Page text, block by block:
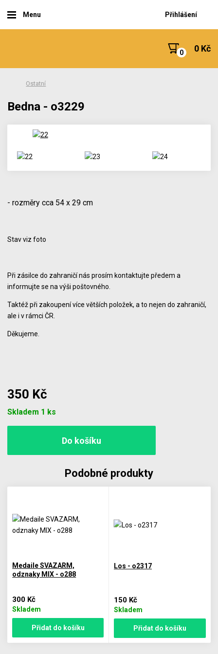
Menu Přihlášení
0 Kč
Ostatní
Bedna - o3229
- rozměry cca 54 x 29 cm
Stav viz foto
Při zásilce do zahraničí nás prosím kontaktujte předem a
informujte se na výši poštovného.
Taktéž při zakoupení více větších položek, a to nejen do zahraničí,
ale i v rámci ČR.
Děkujeme.
350 Kč
Skladem 1 ks
Podobné produkty
Medaile SVAZARM,
odznaky MIX - o288
300 Kč
Skladem
Přidat do košíku
Los - o2317
150 Kč
Skladem
Přidat do košíku